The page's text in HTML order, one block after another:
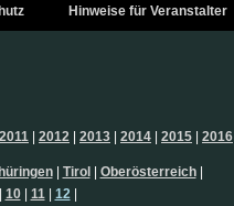
Hinweise für Veranstalter
2011 2012 2013 2014 2015 2016
| Tirol Oberösterreich|
10| 11 12